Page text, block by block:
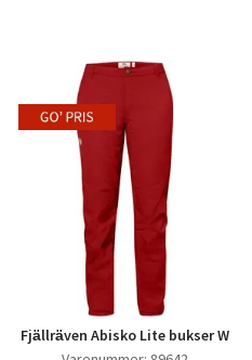
Fjällräven Abisko Lite bukser W